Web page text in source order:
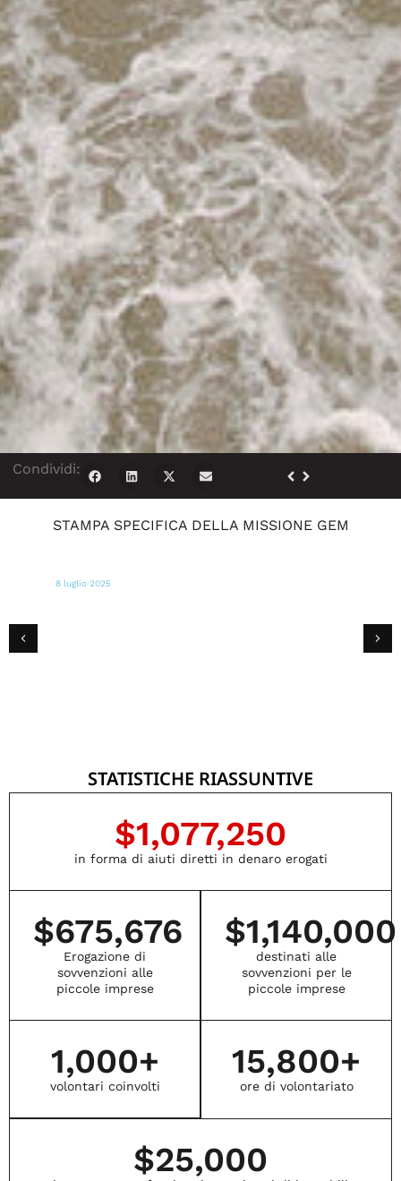
Condividi:
STAMPA SPECIFICA DELLA MISSIONE GEM
8 luglio 2025
GEM invia squadre nel Texas centrale per
visitare le aree devastate e distribuire kit
STATISTICHE RIASSUNTIVE
in forma di aiuti diretti in denaro erogati
$1,077,250
Erogazione di
sovvenzioni alle
piccole imprese
$675,676
destinati alle
sovvenzioni per le
piccole imprese
$1,140,000
volontari coinvolti
1,000+
ore di volontariato
15,800+
$25,000